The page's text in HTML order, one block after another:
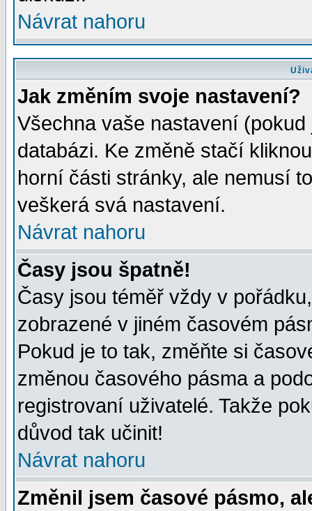
Návrat nahoru
Jak změním svoje nastavení?
Všechna vaše nastavení
databázi. Ke změně stačí
horní části stránky, ale nemusí
veškerá svá nastavení.
Návrat nahoru
Časy jsou špatně!
Časy jsou téměř vždy v
zobrazené v jiném časovém
Pokud je to tak, změňte si
změnou časového pásma a
registrovaní uživatelé. Takže
důvod tak učinit!
Návrat nahoru
Změnil jsem časové pásmo,